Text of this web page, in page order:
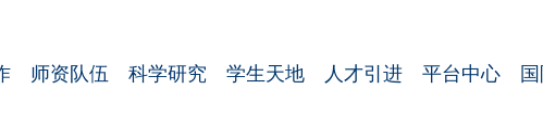
师资队伍 科学研究 学生天地 人才引进 平台中心